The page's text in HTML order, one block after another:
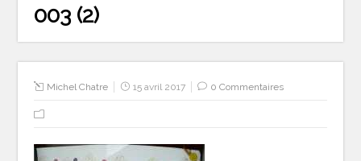
003 (2)
Michel Chatre 15 avril 2017 0 Commentaires